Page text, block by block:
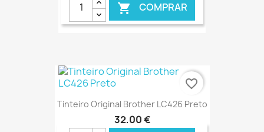
 COMPRAR
€ ONLINE
Tinteiro Original Brother LC426 Preto
32,00 €
favorite_border